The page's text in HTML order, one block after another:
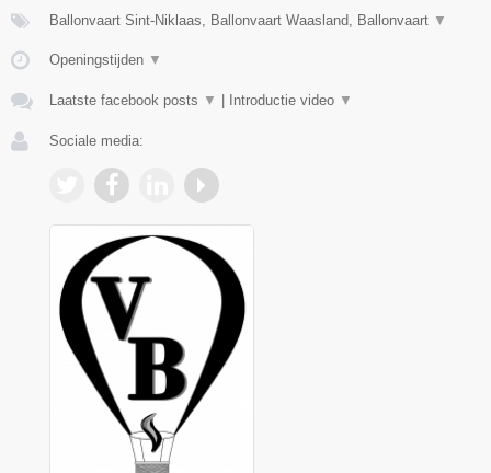
Ballonvaart Sint-Niklaas, Ballonvaart Waasland, Ballonvaart ▼
Openingstijden ▼
Laatste facebook posts ▼ | Introductie video ▼
Sociale media: